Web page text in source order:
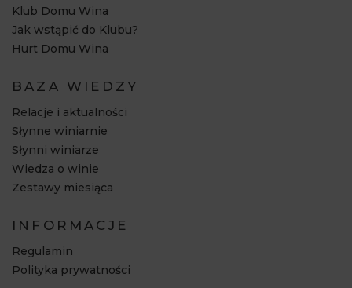
Klub Domu Wina
Jak wstąpić do Klubu?
Hurt Domu Wina
BAZA WIEDZY
Relacje i aktualności
Słynne winiarnie
Słynni winiarze
Wiedza o winie
Zestawy miesiąca
INFORMACJE
Regulamin
Polityka prywatności